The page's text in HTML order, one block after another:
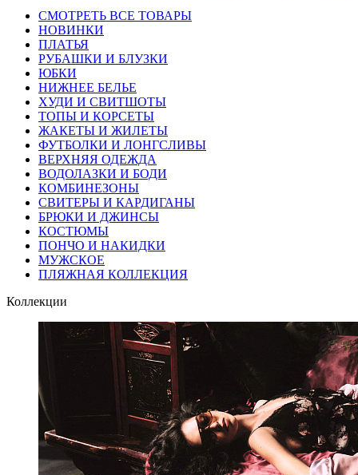
СМОТРЕТЬ ВСЕ ТОВАРЫ
НОВИНКИ
ПЛАТЬЯ
РУБАШКИ И БЛУЗКИ
ЮБКИ
НИЖНЕЕ БЕЛЬЕ
ХУДИ И СВИТШОТЫ
ТОПЫ И КОРСЕТЫ
ЖАКЕТЫ И ЖИЛЕТЫ
ФУТБОЛКИ И ЛОНГСЛИВЫ
ВЕРХНЯЯ ОДЕЖДА
ВОДОЛАЗКИ И БОДИ
КОМБИНЕЗОНЫ
СВИТЕРЫ И КАРДИГАНЫ
БРЮКИ И ДЖИНСЫ
КОСТЮМЫ
ПОНЧО И НАКИДКИ
МУЖСКОЕ
ПЛЯЖНАЯ КОЛЛЕКЦИЯ
Коллекции